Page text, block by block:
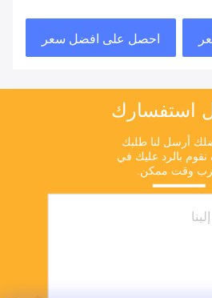
قطعة
احصل على افضل سعر
استفسارك
وقت ممكن.